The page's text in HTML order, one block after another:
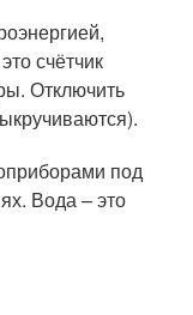
счётчик
Отключить
под
Вода – это